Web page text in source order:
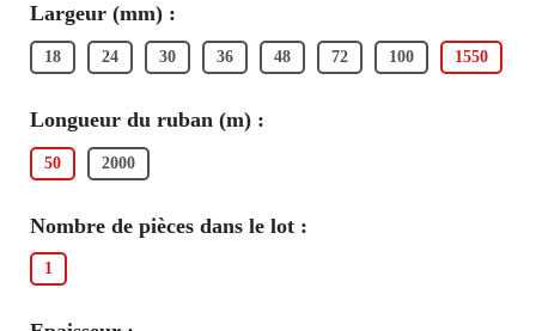
Largeur (mm) :
18 24 30 36 48 72 100 1550
Longueur du ruban (m) :
50 2000
Nombre de pièces dans le lot :
1